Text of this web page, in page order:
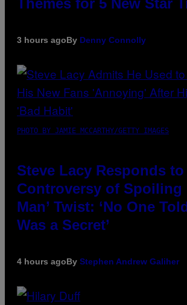
3 hours agoBy Denny Connolly
PHOTO BY JAMIE MCCARTHY/GETTY IMAGES
Steve Lacy Responds to
Controversy of Spoiling
Man’ Twist: ‘No One
Was a Secret’
4 hours agoBy Stephen Andrew Galiher